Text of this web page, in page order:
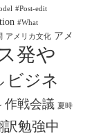
#Post-edit
#What
アメリカ文化 アメ
発や
ビジネ
作戦会議 夏時
訳勉強中